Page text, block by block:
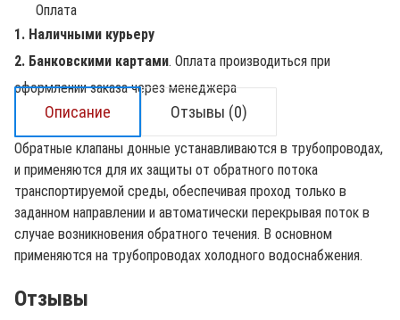
Оплата
1. Наличными курьеру
2. Банковскими картами. Оплата производиться при
оформлении заказа через менеджера
Описание Отзывы (0)
Обратные клапаны донные устанавливаются в трубопроводах,
и применяются для их защиты от обратного потока
транспортируемой среды, обеспечивая проход только в
заданном направлении и автоматически перекрывая поток в
случае возникновения обратного течения. В основном
применяются на трубопроводах холодного водоснабжения.
Отзывы